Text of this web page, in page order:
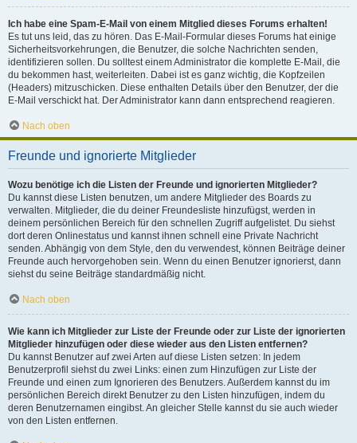
Ich habe eine Spam-E-Mail von einem Mitglied dieses Forums erhalten!
Es tut uns leid, das zu hören. Das E-Mail-Formular dieses Forums hat einige
Sicherheitsvorkehrungen, die Benutzer, die solche Nachrichten senden,
identifizieren sollen. Du solltest einem Administrator die komplette E-Mail, die
du bekommen hast, weiterleiten. Dabei ist es ganz wichtig, die Kopfzeilen
(Headers) mitzuschicken. Diese enthalten Details über den Benutzer, der die
E-Mail verschickt hat. Der Administrator kann dann entsprechend reagieren.
Nach oben
Freunde und ignorierte Mitglieder
Wozu benötige ich die Listen der Freunde und ignorierten Mitglieder?
Du kannst diese Listen benutzen, um andere Mitglieder des Boards zu
verwalten. Mitglieder, die du deiner Freundesliste hinzufügst, werden in
deinem persönlichen Bereich für den schnellen Zugriff aufgelistet. Du siehst
dort deren Onlinestatus und kannst ihnen schnell eine Private Nachricht
senden. Abhängig von dem Style, den du verwendest, können Beiträge deiner
Freunde auch hervorgehoben sein. Wenn du einen Benutzer ignorierst, dann
siehst du seine Beiträge standardmäßig nicht.
Nach oben
Wie kann ich Mitglieder zur Liste der Freunde oder zur Liste der ignorierten
Mitglieder hinzufügen oder diese wieder aus den Listen entfernen?
Du kannst Benutzer auf zwei Arten auf diese Listen setzen: In jedem
Benutzerprofil siehst du zwei Links: einen zum Hinzufügen zur Liste der
Freunde und einen zum Ignorieren des Benutzers. Außerdem kannst du im
persönlichen Bereich direkt Benutzer zu den Listen hinzufügen, indem du
deren Benutzernamen eingibst. An gleicher Stelle kannst du sie auch wieder
von den Listen entfernen.